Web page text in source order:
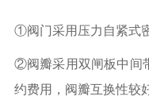
①阀门采用压力自紧式
②阀瓣采用双闸板中间
约费用，阀瓣互换性较